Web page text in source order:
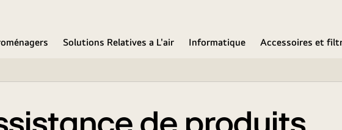
Solutions Relatives a L'air Informatique Accessoires et